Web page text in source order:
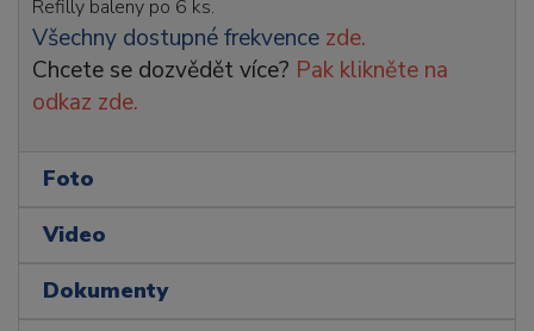
Refilly baleny po 6 ks.
Všechny dostupné frekvence zde.
Chcete se dozvědět více? Pak klikněte na
odkaz zde.
Foto
Video
Dokumenty